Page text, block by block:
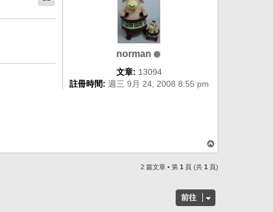
norman
文章: 13094
註冊時間: 週三 9月 24, 2008 8:55 pm
頂
端
2 篇文章 • 第 1 頁 (共 1 頁)
前往